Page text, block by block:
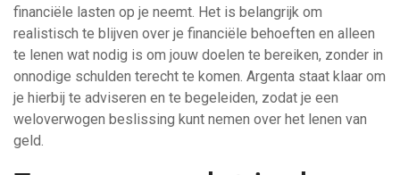
financiële lasten op je neemt. Het is belangrijk om
realistisch te blijven over je financiële behoeften en alleen
te lenen wat nodig is om jouw doelen te bereiken, zonder in
onnodige schulden terecht te komen. Argenta staat klaar om
je hierbij te adviseren en te begeleiden, zodat je een
weloverwogen beslissing kunt nemen over het lenen van
geld.